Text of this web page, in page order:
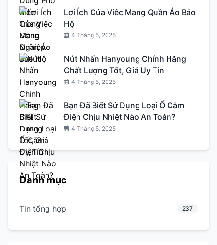
Lợi Ích Của Việc Mang Quần Áo Bảo
Hộ
4 Tháng 5, 2025
Nút Nhấn Hanyoung Chính Hãng
Chất Lượng Tốt, Giá Uy Tín
4 Tháng 5, 2025
Bạn Đã Biết Sử Dụng Loại Ổ Cắm
Điện Chịu Nhiệt Nào An Toàn?
4 Tháng 5, 2025
Danh mục
Tin tổng hợp 237